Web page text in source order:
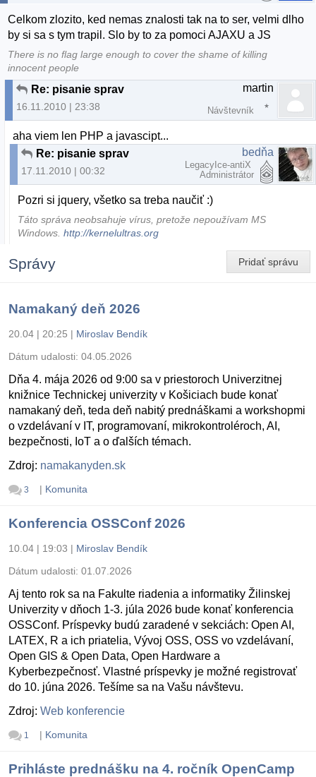
Celkom zlozito, ked nemas znalosti tak na to ser, velmi dlho
by si sa s tym trapil. Slo by to za pomoci AJAXU a JS
There is no flag large enough to cover the shame of killing
innocent people
Re: pisanie sprav
16.11.2010 | 23:38
martin
Návštevník
aha viem len PHP a javascipt...
Re: pisanie sprav
17.11.2010 | 00:32
bedňa
LegacyIce-antiX
Administrátor
Pozri si jquery, všetko sa treba naučiť :)
Táto správa neobsahuje vírus, pretože nepoužívam MS
Windows.http://kernelultras.org
Pridať správu
Správy
Namakaný deň 2026
20.04 | 20:25 | Miroslav Bendík
Dátum udalosti: 04.05.2026
Dňa 4. mája 2026 od 9:00 sa v priestoroch Univerzitnej
knižnice Technickej univerzity v Košiciach bude konať
namakaný deň, teda deň nabitý prednáškami a workshopmi
o vzdelávaní v IT, programovaní, mikrokontroléroch, AI,
bezpečnosti, IoT a o ďalších témach.
Zdroj: namakanyden.sk
3 | Komunita
Konferencia OSSConf 2026
10.04 | 19:03 | Miroslav Bendík
Dátum udalosti: 01.07.2026
Aj tento rok sa na Fakulte riadenia a informatiky Žilinskej
Univerzity v dňoch 1-3. júla 2026 bude konať konferencia
OSSConf. Príspevky budú zaradené v sekciách: Open AI,
LATEX, R a ich priatelia, Vývoj OSS, OSS vo vzdelávaní,
Open GIS & Open Data, Open Hardware a
Kyberbezpečnosť. Vlastné príspevky je možné registrovať
do 10. júna 2026. Tešíme sa na Vašu návštevu.
Zdroj: Web konferencie
1 | Komunita
Prihláste prednášku na 4. ročník OpenCamp